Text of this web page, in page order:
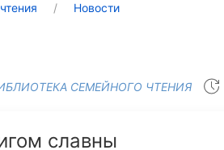
Новости
СЕМЕЙНОГО ЧТЕНИЯ
славны